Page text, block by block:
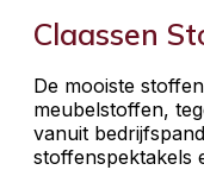
Claassen
De mooiste
meubelstoffen,
vanuit
stoffenspektakels